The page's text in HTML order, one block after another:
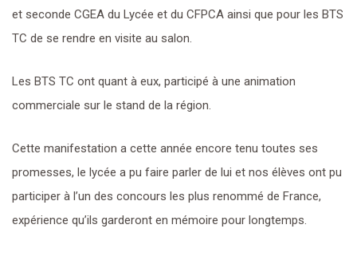
et seconde CGEA du Lycée et du CFPCA ainsi que pour les BTS
TC de se rendre en visite au salon.
Les BTS TC ont quant à eux, participé à une animation
commerciale sur le stand de la région.
Cette manifestation a cette année encore tenu toutes ses
promesses, le lycée a pu faire parler de lui et nos élèves ont pu
participer à l’un des concours les plus renommé de France,
expérience qu’ils garderont en mémoire pour longtemps.